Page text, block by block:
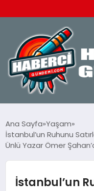
YAŞAM
Ana Sayfa Yaşam
İstanbul’un Ruhunu
Ünlü Yazar Ömer
İstanbul’un